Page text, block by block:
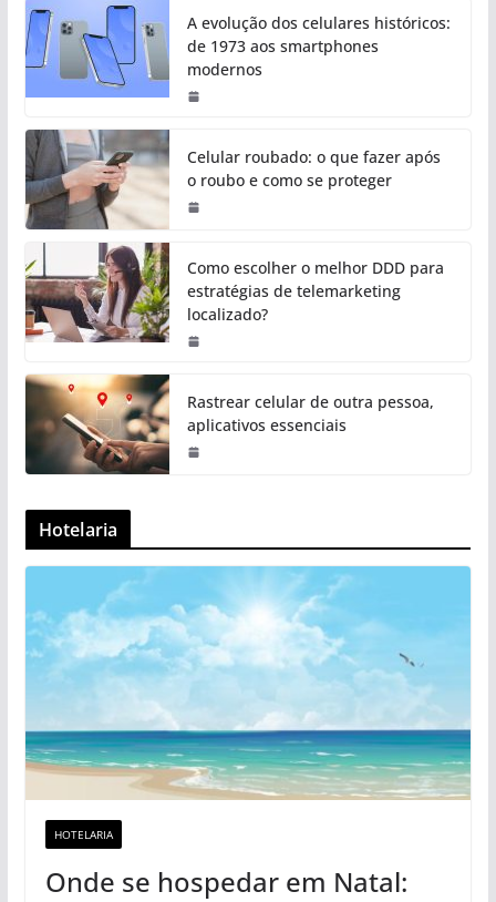
A evolução dos celulares históricos:
de 1973 aos smartphones
modernos
Celular roubado: o que fazer após
o roubo e como se proteger
Como escolher o melhor DDD para
estratégias de telemarketing
localizado?
Rastrear celular de outra pessoa,
aplicativos essenciais
Hotelaria
HOTELARIA
Onde se hospedar em Natal: